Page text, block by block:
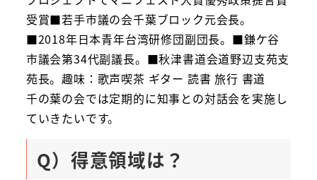
受賞■若手市議の会千葉ブロック元会長。
■2018年日本青年台湾研修団副団長。■鎌ケ谷
市議会第34代副議長。■秋津書道会道野辺支苑支
苑長。趣味：歌声喫茶 ギター 読書 旅行 書道
千の葉の会では定期的に知事との対話会を実施し
ていきたいです。
Q）得意領域は？